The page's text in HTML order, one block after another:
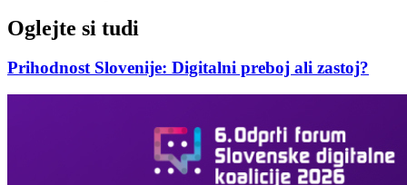
Oglejte si tudi
Prihodnost Slovenije: Digitalni preboj ali zastoj?